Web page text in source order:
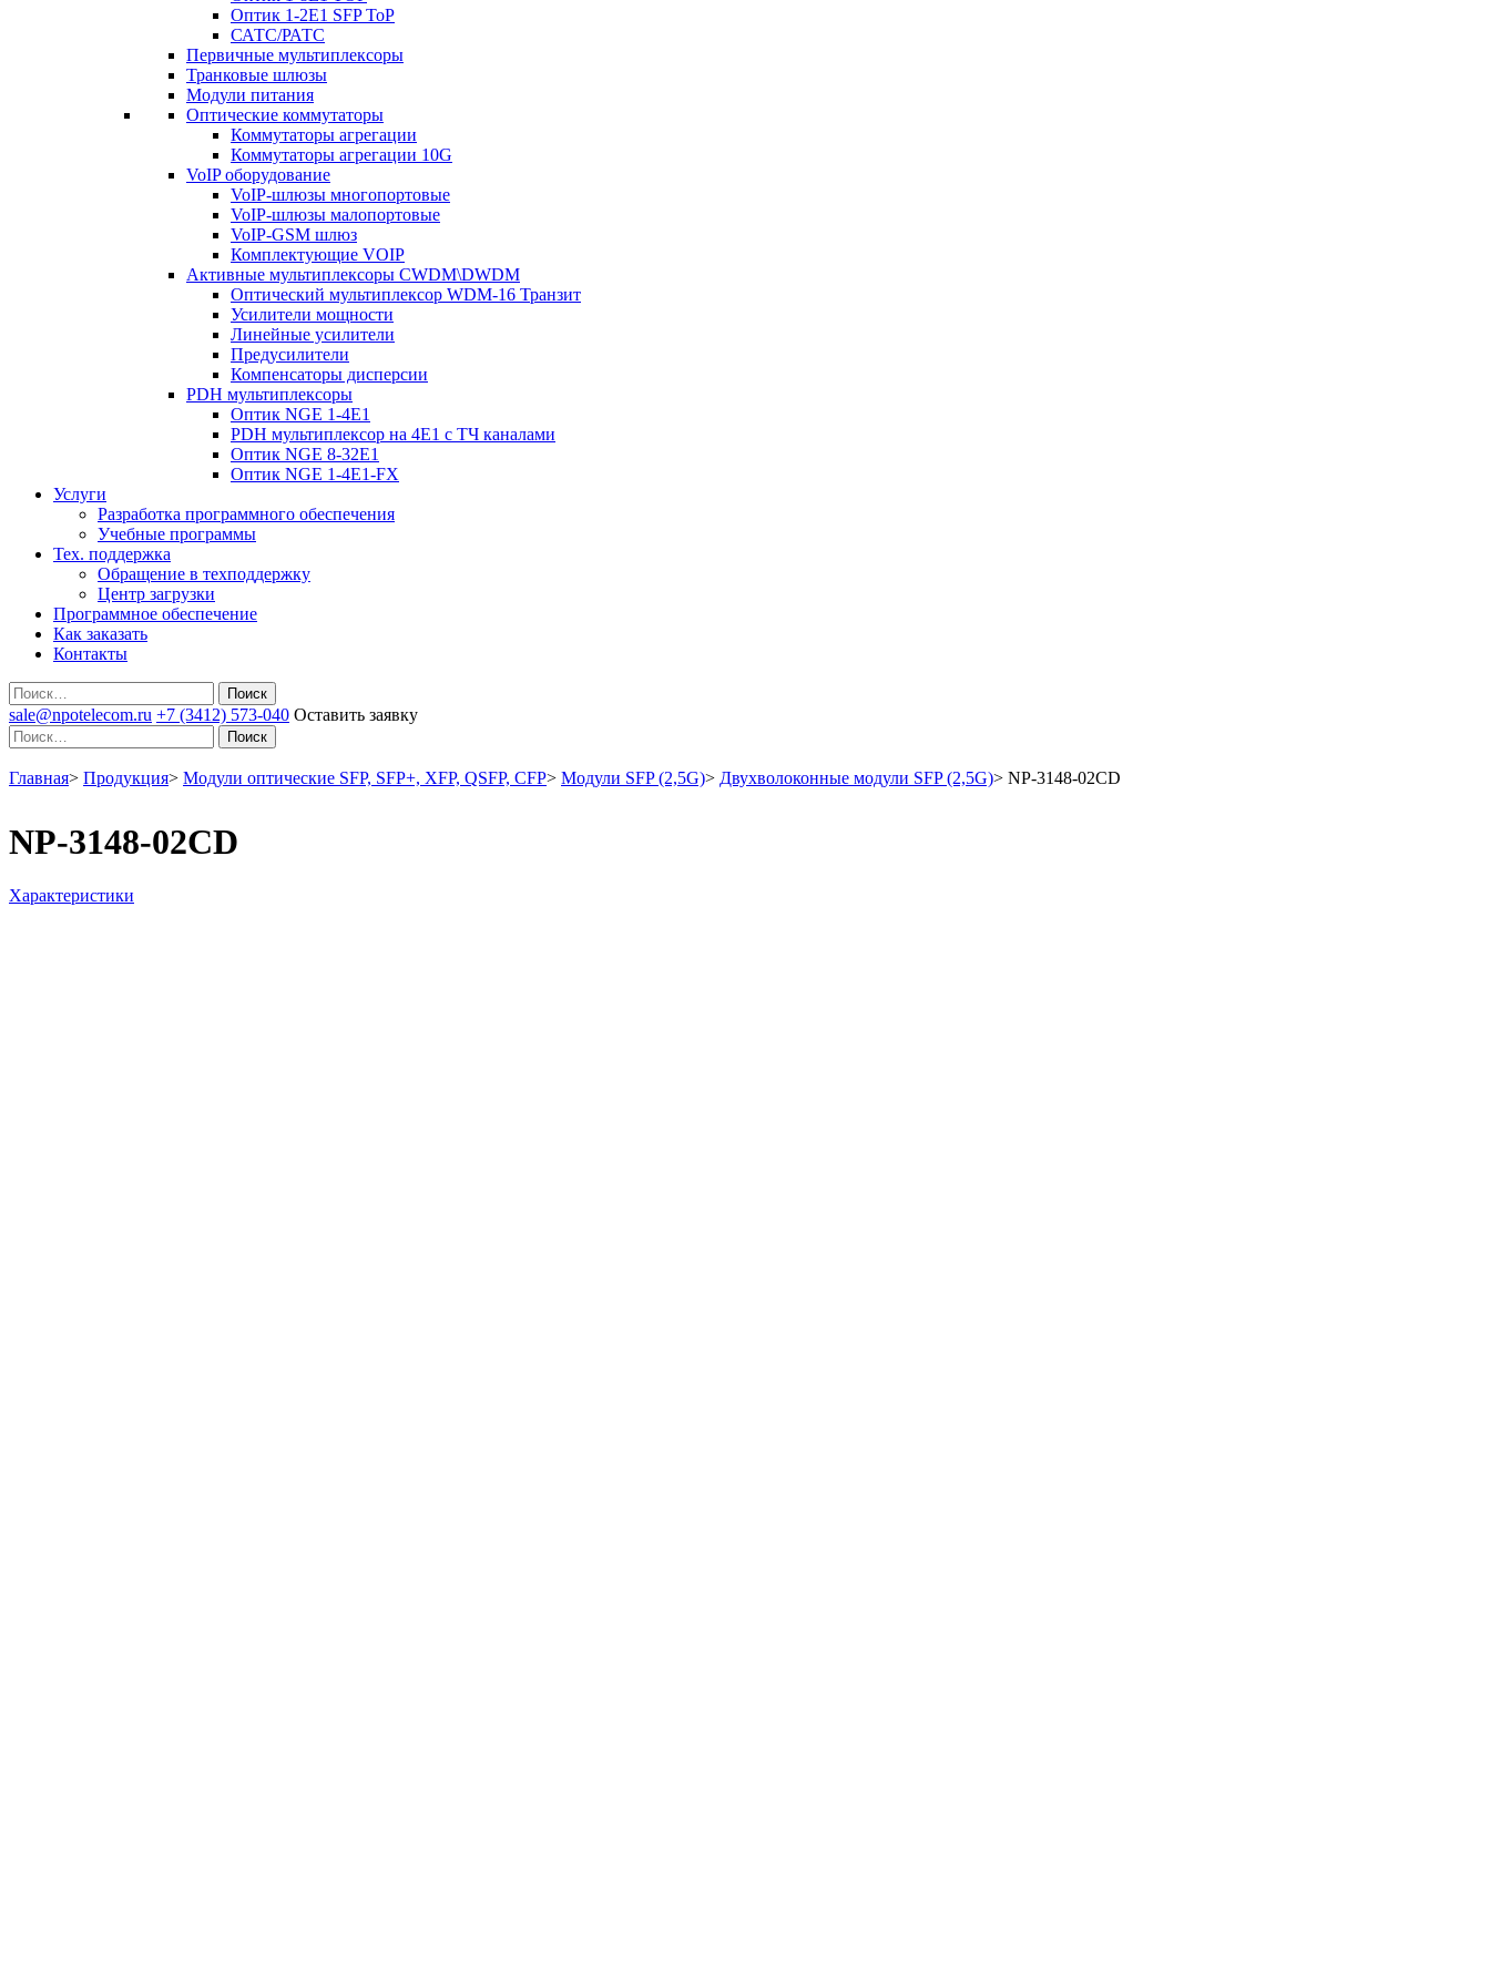
Оптик 1-2E1 SFP ToP
САТС/РАТС
Первичные мультиплексоры
Транковые шлюзы
Модули питания
Оптические коммутаторы
Коммутаторы агрегации
Коммутаторы агрегации 10G
VoIP оборудование
VoIP-шлюзы многопортовые
VoIP-шлюзы малопортовые
VoIP-GSM шлюз
Комплектующие VOIP
Активные мультиплексоры CWDM\DWDM
Оптический мультиплексор WDM-16 Транзит
Усилители мощности
Линейные усилители
Предусилители
Компенсаторы дисперсии
PDH мультиплексоры
Оптик NGE 1-4E1
PDH мультиплексор на 4Е1 с ТЧ каналами
Оптик NGE 8-32E1
Оптик NGE 1-4E1-FX
Услуги
Разработка программного обеспечения
Учебные программы
Тех. поддержка
Обращение в техподдержку
Центр загрузки
Программное обеспечение
Как заказать
Контакты
Поиск
sale@npotelecom.ru +7 (3412) 573-040 Оставить заявку
Поиск
Главная> Продукция> Модули оптические SFP, SFP+, XFP, QSFP, CFP> Модули SFP (2,5G)> Двухволоконные модули SFP (2,5G)> NP-3148-02CD
NP-3148-02CD
Характеристики